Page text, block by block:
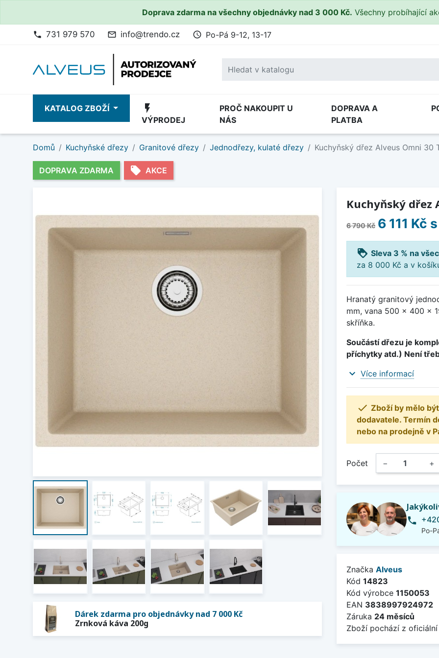
Doprava zdarma na všechny objednávky nad 3 000 Kč. Všechny probíhající
phone 731 979 570 mail_outline info@trendo.cz access_time Po-Pá 9-12, 13-17
KATALOG ZBOŽÍ flash_on
VÝPRODEJ
PROČ NAKOUPIT U
NÁS
DOPRAVA A
PLATBA
Domů Kuchyňské dřezy Granitové dřezy Jednodřezy, kulaté dřezy Kuchyňský dřez Alveus Omni 30
DOPRAVA ZDARMA local_offer AKCE
Dárek zdarma pro objednávky nad 7 000 Kč
Zrnková káva 200g
Kuchyňský dřez
6 790 Kč 6 111 Kč
loyalty Sleva 3 % na
za 8 000 Kč a v
Hranatý granitový
mm, vana 500 x 400 x
skříňka.
Součástí dřezu je
příchytky atd.) Není
expand_more Více informací
 Zboží by mělo
dodavatele. Termín
nebo na prodejně v
Počet − +
phone
Po-
Značka Alveus
Kód 14823
Kód výrobce 1150053
EAN 3838997924972
Záruka 24 měsíců
Zboží pochází z